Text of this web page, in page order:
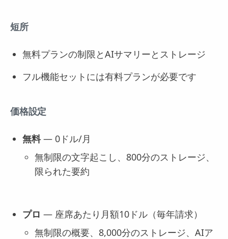
短所
無料プランの制限とAIサマリーとストレージ
フル機能セットには有料プランが必要です
価格設定
無料— 0ドル/月
無制限の文字起こし、800分のストレージ、
限られた要約
プロ — 座席あたり月額10ドル（毎年請求）
無制限の概要、8,000分のストレージ、AIア